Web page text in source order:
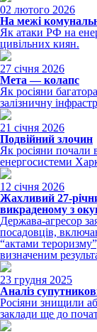
02 лютого 2026
На межі
Як атаки РФ на
цивільних киян.
27 січня 2026
Мета — колапс
Як росіяни
залізничну
21 січня 2026
Подвійний злочин
Як росіяни почали
енергосистеми
12 січня 2026
Жахливий 27-
викраденому з
Держава-агресор
посадовців,
“актами
визначеним
23 грудня 2025
Аналіз
Росіяни знищили
заклади ще до